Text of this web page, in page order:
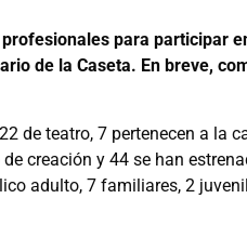
para participar
de la Caseta. En breve,
de teatro, 7 pertenecen a la
creación y 44 se han
adulto, 7 familiares, 2